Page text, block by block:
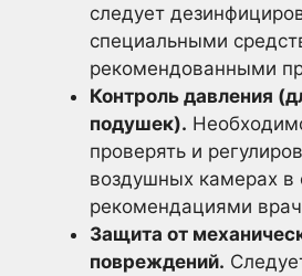
следует
специальными
рекомендованными
Контроль давления
подушек).
проверять и
воздушных камерах в
рекомендациями
Защита от
повреждений.